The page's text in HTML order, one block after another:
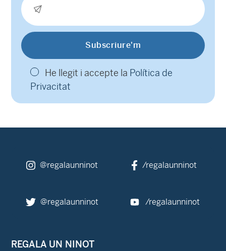
He llegit i accepte la Política de
Privacitat
@regalaunninot /regalaunninot
@regalaunninot /regalaunninot
REGALA UN NINOT